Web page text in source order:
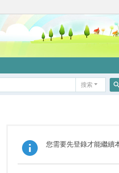
搜索
您需要先登錄才能繼續